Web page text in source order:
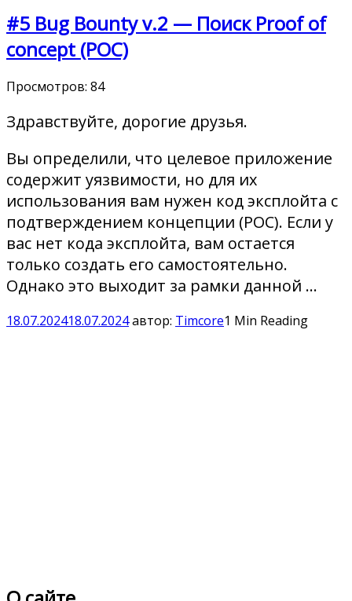
#5 Bug Bounty v.2 — Поиск Proof of
concept (POC)
Просмотров: 84
Здравствуйте, дорогие друзья.
Вы определили, что целевое приложение
содержит уязвимости, но для их
использования вам нужен код эксплойта с
подтверждением концепции (POC). Если у
вас нет кода эксплойта, вам остается
только создать его самостоятельно.
Однако это выходит за рамки данной …
18.07.202418.07.2024автор: Timcore1 Min Reading